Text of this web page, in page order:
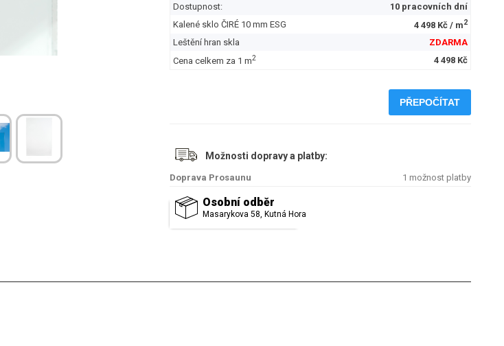
Dostupnost:
10 pracovních dní
Kalené sklo ČIRÉ 10 mm ESG
4 498 Kč / m2
Leštění hran skla
ZDARMA
Cena celkem za 1 m2 4 498 Kč
PŘEPOČÍTAT
Možnosti dopravy a platby:
Doprava Prosaunu 1 možnost platby
Osobní odběr
Masarykova 58, Kutná Hora